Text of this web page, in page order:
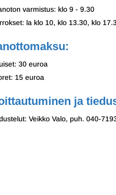
varmistus: klo 9 - 9.30
la klo 10, klo 13.30, klo
30 euroa
15 euroa
ja
Veikko Valo, puh. 040-